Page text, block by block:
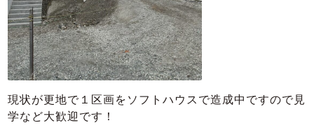
現状が更地で１区画をソフトハウスで造成中ですので見
学など大歓迎です！